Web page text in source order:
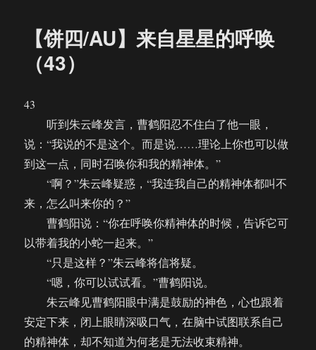
自
（44）
【饼四/AU】来自星星的呼唤
（43）
43
听到朱云峰发言，曹鹤阳忍不住白了他一眼，
说：“我说的不是这个。而是说……理论上你也可以做
到这一点，同时召唤你和我的精神体。”
“啊？”朱云峰疑惑，“我连我自己的精神体都叫不
来，怎么叫来你的？”
曹鹤阳说：“你在呼唤你精神体的时候，告诉它可
以带着我的小蛇一起来。”
“只是这样？”朱云峰将信将疑。
“嗯，你可以试试看。”曹鹤阳说。
朱云峰见曹鹤阳眼中满是鼓励的神色，心也跟着
安定下来，闭上眼睛深吸口气，在脑中试图联系自己
的精神体，却不知道为何老是无法收束精神。